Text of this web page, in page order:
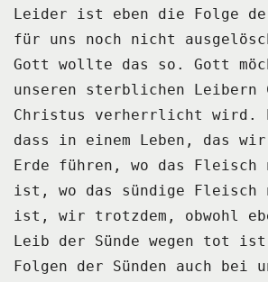
Leider ist eben die Folge
für uns noch nicht
Gott wollte das so.
Gott
unseren sterblichen
Christus verherrlicht wird.
dass in einem Leben, das
Erde führen,
wo das Fleisch
ist, wo das sündige Fleisch
ist,
wir trotzdem, obwohl
Leib der Sünde wegen tot
Folgen der Sünden auch bei